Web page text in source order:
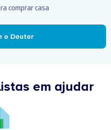
comprar casa
o Doutor
em ajudar